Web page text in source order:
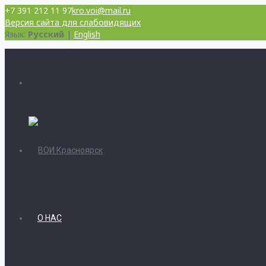
+7 391 212 11 97kro.voi@mail.ru
Версия сайта для слабовидящих
Язык: Русский | English
О НАС